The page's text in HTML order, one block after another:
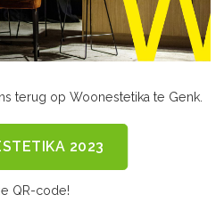
terug op Woonestetika te Genk.
2023
QR-code!